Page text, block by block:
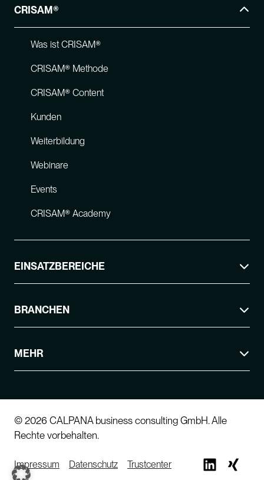
CRISAM®
Was ist CRISAM®
CRISAM® Methode
CRISAM® Content
Kunden
Weiterbildung
Webinare
Events
CRISAM® Academy
EINSATZBEREICHE
BRANCHEN
MEHR
© 2026 CALPANA business consulting GmbH. Alle
Rechte vorbehalten.
Impressum Datenschutz Trustcenter